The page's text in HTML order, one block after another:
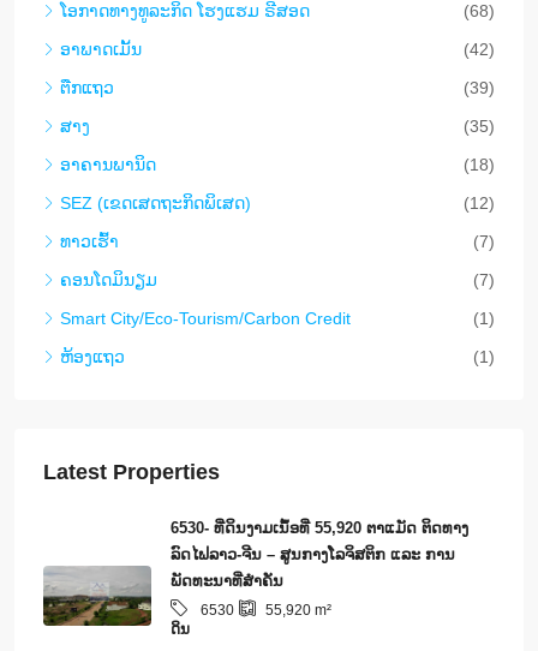
​ໂອ​ກາດ​ທາງ​ທ​ູ​ລະ​ກິດ ໂຮງ​ແຮມ ຣີ​ສອດ
(68)
ອາ​ພາ​ດ​ເມັ້ນ
(42)
ຕືກ​ແຖວ
(39)
ສາງ
(35)
ອາ​ຄານ​ພາ​ນິດ
(18)
SEZ (ເຂດເສດຖະກິດພິເສດ)
(12)
ທາວ​ເຮົ້າ
(7)
ຄອນ​ໂດ​ມິ​ນຽມ
(7)
Smart City/Eco-Tourism/Carbon Credit
(1)
ຫ້ອງແຖວ
(1)
Latest Properties
6530- ທີ່ດິນງາມເນຶ້ອທີ່ 55,920 ຕາແມັດ ຕິດທາງ
ລົດໄຟລາວ-ຈີນ – ສູນກາງໂລຈິສຕິກ ແລະ ການ
ພັດທະນາທີ່ສໍາຄັນ
6530 55,920 m²
ດິນ